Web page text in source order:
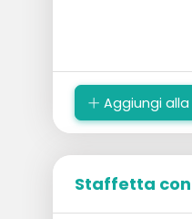
Aggiungi
Staffetta